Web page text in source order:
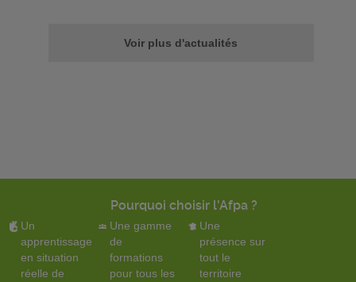
Voir plus d'actualités
Pourquoi choisir l'Afpa ?
Un
apprentissage
en situation
réelle de
Une gamme
de
formations
pour tous les
Une
présence sur
tout le
territoire